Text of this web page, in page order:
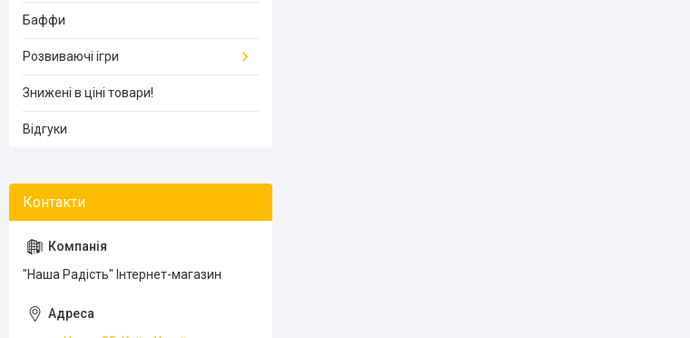
Баффи
Розвиваючі ігри
Знижені в ціні товари!
Відгуки
"Наша Радість" Інтернет-магазин